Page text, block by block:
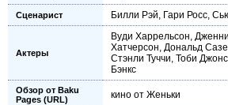
Сценарист Билли Рэй, Гари Росс,
Актеры
Вуди Харрельсон,
Хатчерсон, Дональд
Стэнли Туччи, Тоби Джонс
Бэнкс
Обзор от Baku
Pages (URL)
кино от Женьки